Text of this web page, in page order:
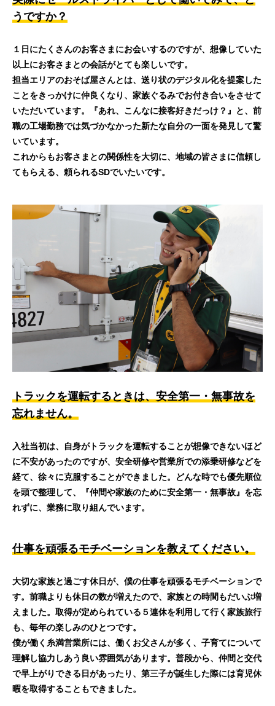
うですか？
１日にたくさんのお客さまにお会いするのですが、想像していた
以上にお客さまとの会話がとても楽しいです。
担当エリアのおそば屋さんとは、送り状のデジタル化を提案した
ことをきっかけに仲良くなり、家族ぐるみでお付き合いをさせて
いただいています。『あれ、こんなに接客好きだっけ？』と、前
職の工場勤務では気づかなかった新たな自分の一面を発見して驚
いています。
これからもお客さまとの関係性を大切に、地域の皆さまに信頼し
てもらえる、頼られるSDでいたいです。
トラックを運転するときは、安全第一・無事故を
忘れません。
入社当初は、自身がトラックを運転することが想像できないほど
に不安があったのですが、安全研修や営業所での添乗研修などを
経て、徐々に克服することができました。どんな時でも優先順位
を頭で整理して、『仲間や家族のために安全第一・無事故』を忘
れずに、業務に取り組んでいます。
仕事を頑張るモチベーションを教えてください。
大切な家族と過ごす休日が、僕の仕事を頑張るモチベーションで
す。前職よりも休日の数が増えたので、家族との時間もだいぶ増
えました。取得が定められている５連休を利用して行く家族旅行
も、毎年の楽しみのひとつです。
僕が働く糸満営業所には、働くお父さんが多く、子育てについて
理解し協力しあう良い雰囲気があります。普段から、仲間と交代
で早上がりできる日があったり、第三子が誕生した際には育児休
暇を取得することもできました。